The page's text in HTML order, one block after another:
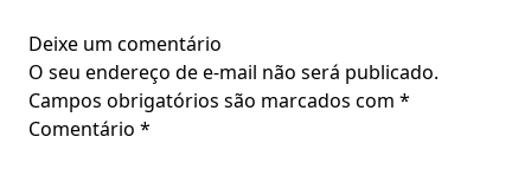
Deixe um comentário
O seu endereço de e-mail não será publicado.
Campos obrigatórios são marcados com *
Comentário *